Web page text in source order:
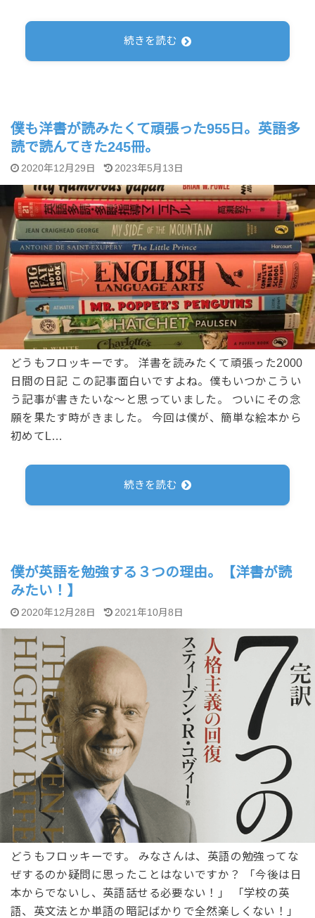
続きを読む
僕も洋書が読みたくて頑張った955日。英語多
読で読んてきた245冊。
2020年12月29日 2023年5月13日
どうもフロッキーです。 洋書を読みたくて頑張った2000
日間の日記 この記事面白いですよね。僕もいつかこうい
う記事が書きたいな～と思っていました。 ついにその念
願を果たす時がきました。 今回は僕が、簡単な絵本から
初めてL…
続きを読む
僕が英語を勉強する３つの理由。【洋書が読
みたい！】
2020年12月28日 2021年10月8日
どうもフロッキーです。 みなさんは、英語の勉強ってな
ぜするのか疑問に思ったことはないですか？ 「今後は日
本からでないし、英語話せる必要ない！」 「学校の英
語、英文法とか単語の暗記ばかりで全然楽しくない！」